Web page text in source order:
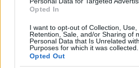
Opted In
I want to opt-out of Collection, Use,
Retention, Sale, and/or Sharing of
Personal Data that Is Unrelated
Purposes for which it was collected.
Opted Out